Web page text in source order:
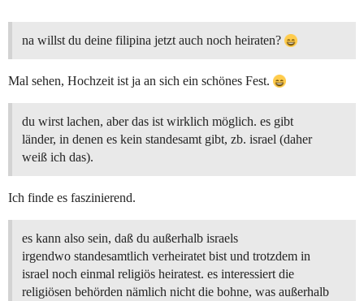
na willst du deine filipina jetzt auch noch heiraten?
Mal sehen, Hochzeit ist ja an sich ein schönes Fest.
du wirst lachen, aber das ist wirklich möglich. es gibt
länder, in denen es kein standesamt gibt, zb. israel (daher
weiß ich das).
Ich finde es faszinierend.
es kann also sein, daß du außerhalb israels
irgendwo standesamtlich verheiratet bist und trotzdem in
israel noch einmal religiös heiratest. es interessiert die
religiösen behörden nämlich nicht die bohne, was außerhalb